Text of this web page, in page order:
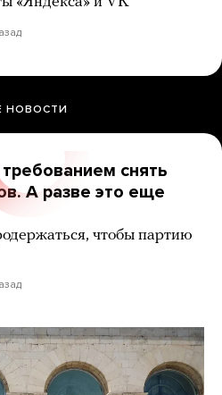
НОВОСТИ
снять
А разве это еще
чтобы партию